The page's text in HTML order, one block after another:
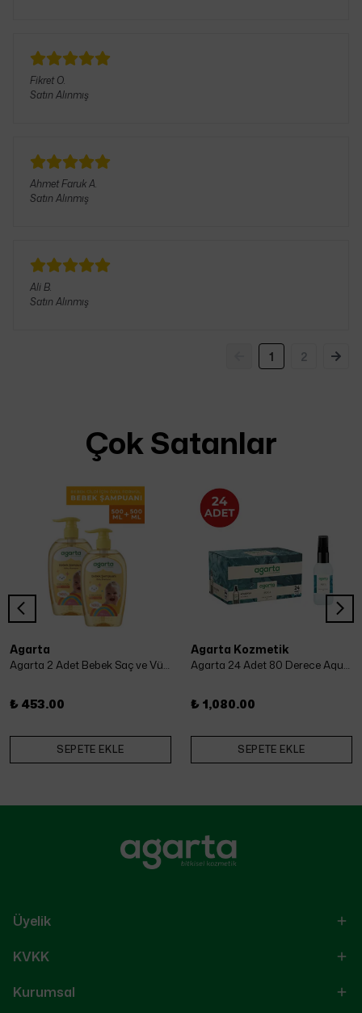
Fikret O.
Satın Alınmış
Ahmet FarukA.
Satın Alınmış
AliB.
Satın Alınmış
1 2
Çok Satanlar
Agarta
Agarta 2 Adet Bebek Saç ve Vücut Şampuanı 500 Ml x 2 Adet
₺ 453.00
SEPETE EKLE
Agarta Kozmetik
Agarta 24 Adet 80 Derece Aqua Kolonya 50 ml
₺ 1,080.00
SEPETE EKLE
Üyelik
KVKK
Kurumsal